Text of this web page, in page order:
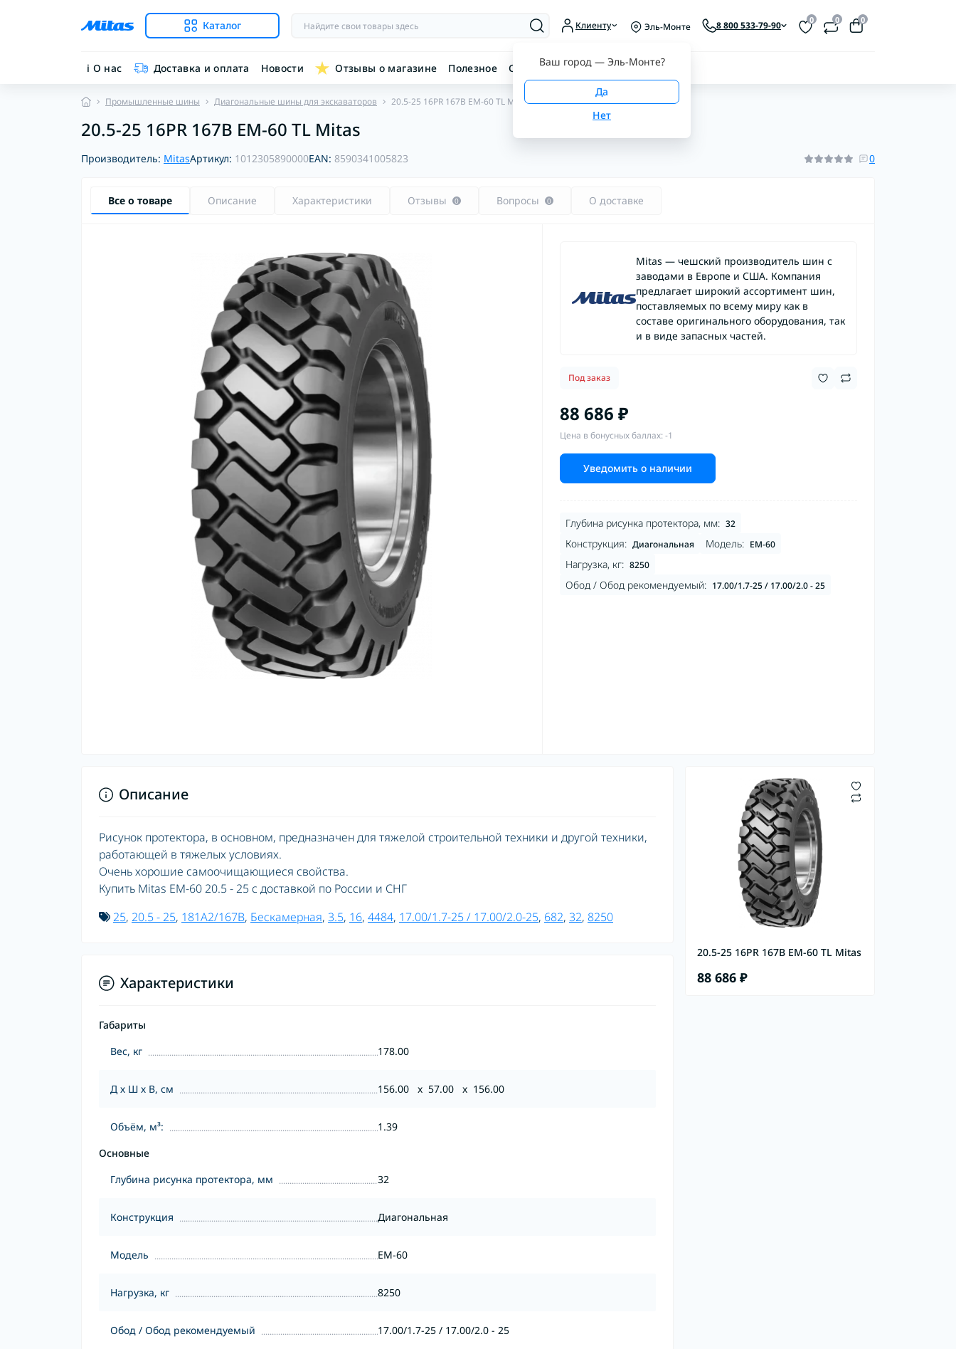
Каталог Клиенту Эль-Монте
Ваш город — Эль-Монте?
8 800 533-79-90 0 0 0
ℹ︎ О нас Доставка и оплата Новости Отзывы о магазине Полезное Связаться с нами
Промышленные шины Диагональные шины для экскаваторов 20.5-25 16PR 167B EM-60 TL Mitas
20.5-25 16PR 167B EM-60 TL Mitas
Производитель: MitasАртикул: 1012305890000EAN: 8590341005823 0
Все о товаре Описание Характеристики Отзывы 0 Вопросы 0 О доставке
Mitas — чешский производитель шин с
заводами в Европе и США. Компания
предлагает широкий ассортимент шин,
поставляемых по всему миру как в
составе оригинального оборудования, так
и в виде запасных частей.
Под заказ
88 686 ₽
Цена в бонусных баллах: -1
Уведомить о наличии
Глубина рисунка протектора, мм: 32
Конструкция: Диагональная Модель: EM-60
Нагрузка, кг: 8250
Обод / Обод рекомендуемый: 17.00/1.7-25 / 17.00/2.0 - 25
20.5-25 16PR 167B EM-60 TL Mitas
88 686 ₽
Описание
Рисунок протектора, в основном, предназначен для тяжелой строительной техники и другой техники,
работающей в тяжелых условиях.
Очень хорошие самоочищающиеся свойства.
Купить Mitas EM-60 20.5 - 25 с доставкой по России и СНГ
25, 20.5 - 25, 181A2/167B, Бескамерная, 3.5, 16, 4484, 17.00/1.7-25 / 17.00/2.0-25, 682, 32, 8250
Характеристики
Габариты
Вес, кг
178.00
Д х Ш х В, см 156.00 x 57.00 x 156.00
Объём, м³:
1.39
Основные
Глубина рисунка протектора, мм
32
Конструкция Диагональная
Модель EM-60
Нагрузка, кг 8250
Обод / Обод рекомендуемый 17.00/1.7-25 / 17.00/2.0 - 25